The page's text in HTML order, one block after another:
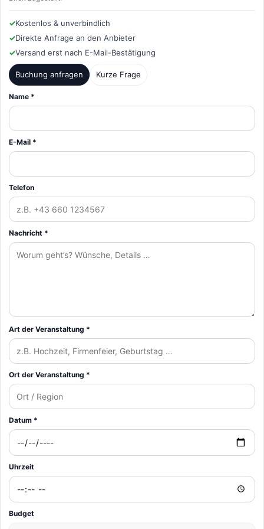
✓Kostenlos & unverbindlich
✓Direkte Anfrage an den Anbieter
✓Versand erst nach E-Mail-Bestätigung
Buchung anfragen Kurze Frage
Name *
E-Mail *
Telefon
Nachricht *
Art der Veranstaltung *
Ort der Veranstaltung *
Datum *
Uhrzeit
Budget